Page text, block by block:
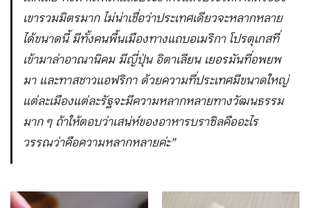
เขารวมมิตรมาก ไม่น่าเชื่อว่าประเทศเดียวจะหลากหลาย
ได้ขนาดนี้ มีทั้งคนพื้นเมืองทางแถบอเมริกา โปรตุเกสที่
เข้ามาล่าอาณานิคม มีญี่ปุ่น อิตาเลียน เยอรมันที่อพยพ
มา และทาสชาวแอฟริกา ด้วยความที่ประเทศมีขนาดใหญ่
แต่ละเมืองแต่ละรัฐจะมีความหลากหลายทางวัฒนธรรม
มาก ๆ ถ้าให้ตอบว่าเสน่ห์ของอาหารบราซิลคืออะไร
วรรณว่าคือความหลากหลายค่ะ”